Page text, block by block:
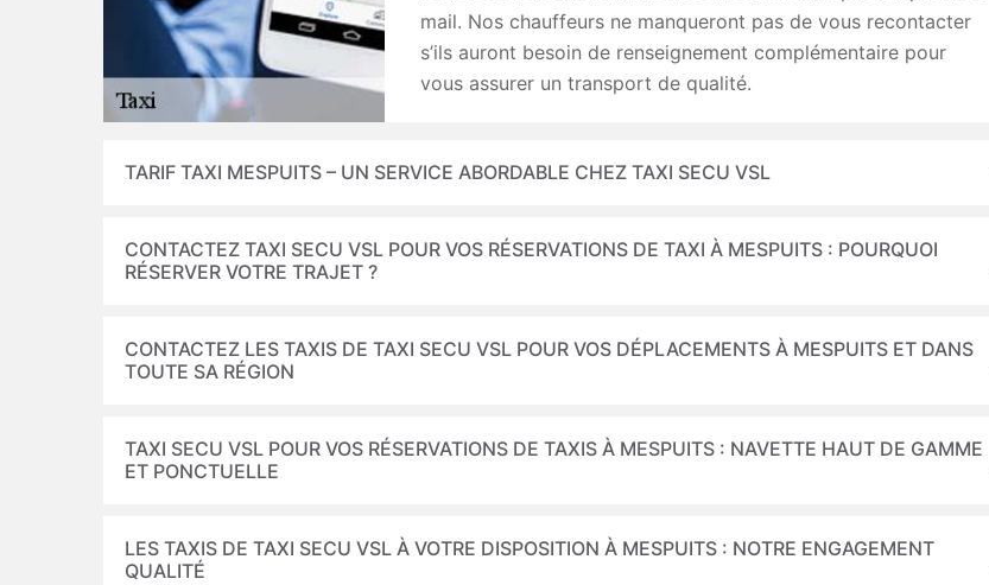
mail. Nos chauffeurs ne manqueront pas de vous recontacter
s’ils auront besoin de renseignement complémentaire pour
vous assurer un transport de qualité.
TARIF TAXI MESPUITS – UN SERVICE ABORDABLE CHEZ TAXI SECU VSL
CONTACTEZ TAXI SECU VSL POUR VOS RÉSERVATIONS DE TAXI À MESPUITS : POURQUOI
RÉSERVER VOTRE TRAJET ?
CONTACTEZ LES TAXIS DE TAXI SECU VSL POUR VOS DÉPLACEMENTS À MESPUITS ET DANS
TOUTE SA RÉGION
TAXI SECU VSL POUR VOS RÉSERVATIONS DE TAXIS À MESPUITS : NAVETTE HAUT DE GAMME
ET PONCTUELLE
LES TAXIS DE TAXI SECU VSL À VOTRE DISPOSITION À MESPUITS : NOTRE ENGAGEMENT
QUALITÉ